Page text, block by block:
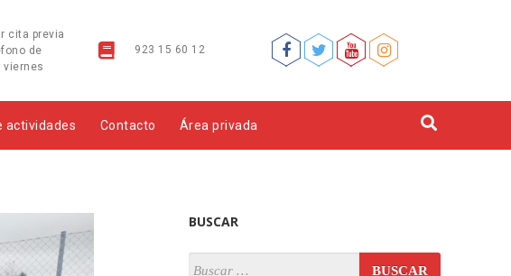
cita previa
de
viernes
923 15 60 12
actividades Contacto Área privada
BUSCAR